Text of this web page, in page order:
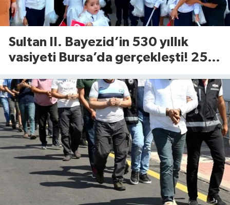
Sultan II. Bayezid’in 530 yıllık
vasiyeti Bursa’da gerçekleşti! 25
şöleni